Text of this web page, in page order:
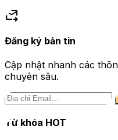
forward_to_inbox
Đăng ký bản tin
Cập nhật nhanh các
chuyên sâu.
Từ khóa HOT